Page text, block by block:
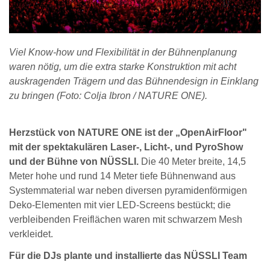
Viel Know-how und Flexibilität in der Bühnenplanung
waren nötig, um die extra starke Konstruktion mit acht
auskragenden Trägern und das Bühnendesign in Einklang
zu bringen (Foto: Colja Ibron / NATURE ONE).
Herzstück von NATURE ONE ist der „OpenAirFloor"
mit der spektakulären Laser-, Licht-, und PyroShow
und der Bühne von NÜSSLI. Die 40 Meter breite, 14,5
Meter hohe und rund 14 Meter tiefe Bühnenwand aus
Systemmaterial war neben diversen pyramidenförmigen
Deko-Elementen mit vier LED-Screens bestückt; die
verbleibenden Freiflächen waren mit schwarzem Mesh
verkleidet.
Für die DJs plante und installierte das NÜSSLI Team